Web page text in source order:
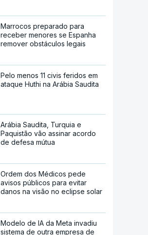
Marrocos preparado para
receber menores se Espanha
remover obstáculos legais
Pelo menos 11 civis feridos em
ataque Huthi na Arábia Saudita
Arábia Saudita, Turquia e
Paquistão vão assinar acordo
de defesa mútua
Ordem dos Médicos pede
avisos públicos para evitar
danos na visão no eclipse solar
Modelo de IA da Meta invadiu
sistema de outra empresa de